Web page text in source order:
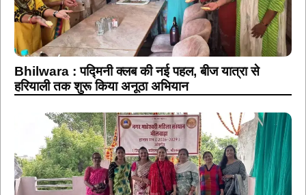
Bhilwara : पद्मिनी क्लब की नई पहल, बीज यात्रा से
हरियाली तक शुरू किया अनूठा अभियान